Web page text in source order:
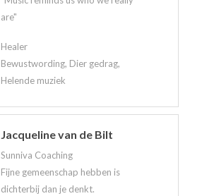
are"
Healer
Bewustwording, Dier gedrag,
Helende muziek
Jacqueline van de Bilt
Sunniva Coaching
Fijne gemeenschap hebben is
dichterbij dan je denkt.